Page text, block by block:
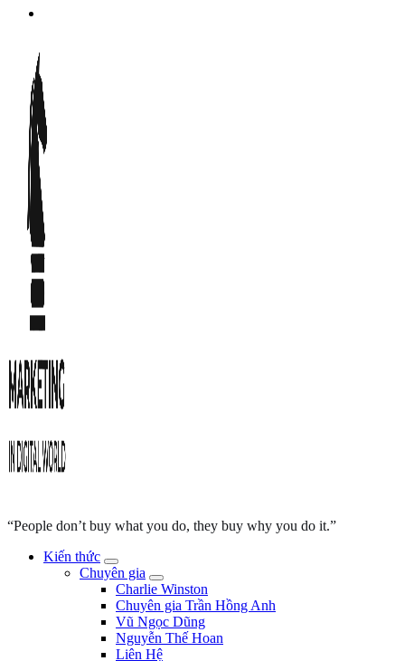
“People don’t buy what you do, they buy why you do it.”
Kiến thức
Chuyên gia
Charlie Winston
Chuyên gia Trần Hồng Anh
Vũ Ngọc Dũng
Nguyễn Thế Hoan
Liên Hệ